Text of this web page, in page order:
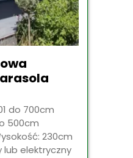
do 700cm
500cm
230cm
lub elektryczny